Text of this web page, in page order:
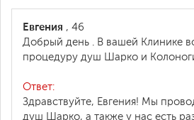
Евгения , 46
Добрый день . В вашей Клинике
процедуру душ Шарко и
Ответ:
Здравствуйте, Евгения! Мы
душ Шарко, а также у нас есть